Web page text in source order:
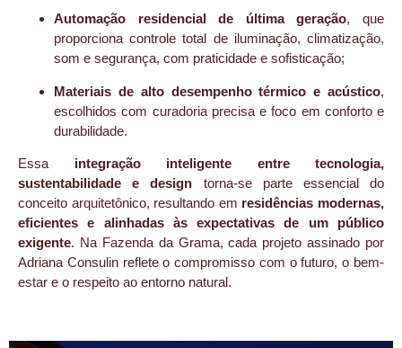
Automação residencial de última geração, que
proporciona controle total de iluminação, climatização,
som e segurança, com praticidade e sofisticação;
Materiais de alto desempenho térmico e acústico,
escolhidos com curadoria precisa e foco em conforto e
durabilidade.
Essa integração inteligente entre tecnologia,
sustentabilidade e design torna-se parte essencial do
conceito arquitetônico, resultando em residências modernas,
eficientes e alinhadas às expectativas de um público
exigente. Na Fazenda da Grama, cada projeto assinado por
Adriana Consulin reflete o compromisso com o futuro, o bem-
estar e o respeito ao entorno natural.